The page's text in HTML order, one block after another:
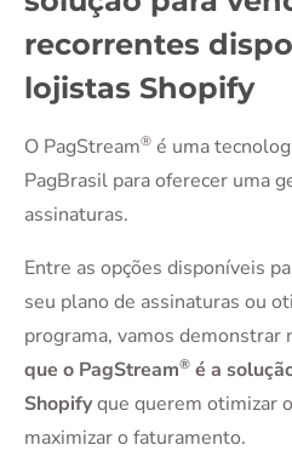
recorrentes
lojistas Shopify
O PagStream® é uma
PagBrasil para oferecer uma
assinaturas.
Entre as opções disponíveis
seu plano de assinaturas ou
programa, vamos demonstrar
que o PagStream® é a
Shopifyque querem otimizar
maximizar o faturamento.